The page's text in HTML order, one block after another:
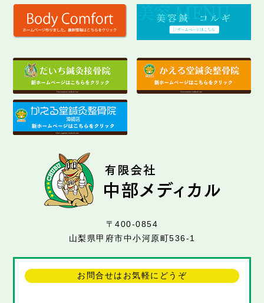
〒400-0854
山梨県甲府市中小河原町536-1
お問合せはお気軽にどうぞ